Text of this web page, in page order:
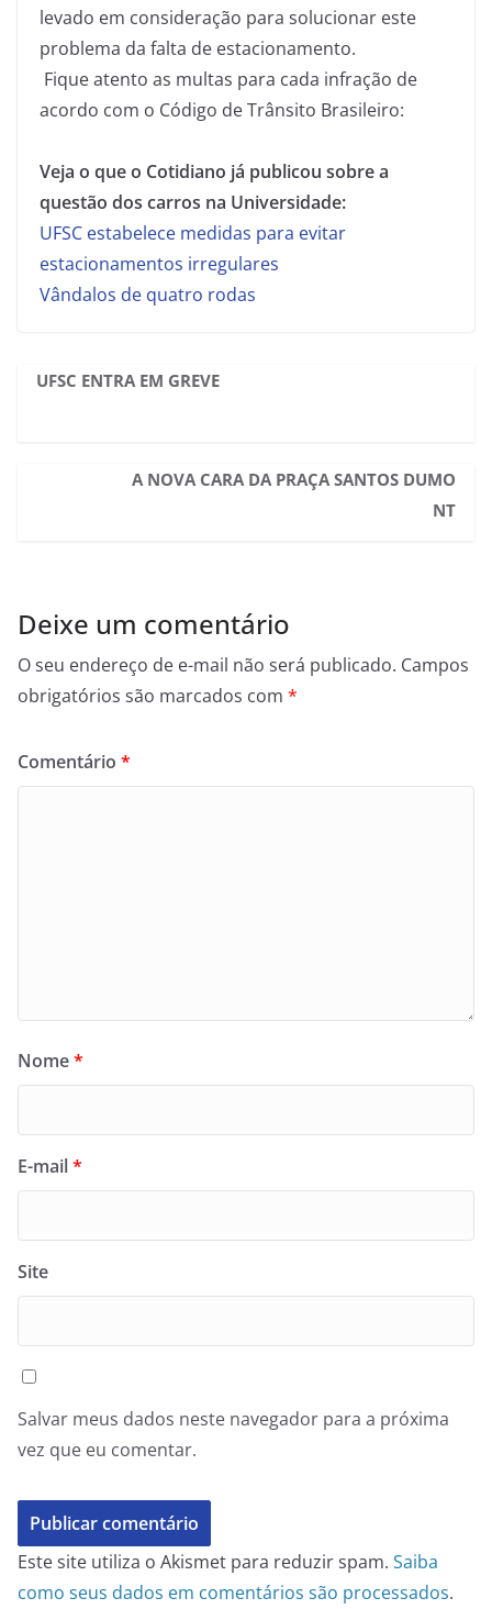
levado em consideração para solucionar este
problema da falta de estacionamento.
Fique atento as multas para cada infração de
acordo com o Código de Trânsito Brasileiro:
Veja o que o Cotidiano já publicou sobre a
questão dos carros na Universidade:
UFSC estabelece medidas para evitar
estacionamentos irregulares
Vândalos de quatro rodas
UFSC ENTRA EM GREVE
A NOVA CARA DA PRAÇA SANTOS DUMO
NT
Deixe um comentário
O seu endereço de e-mail não será publicado. Campos
obrigatórios são marcados com *
Comentário *
Nome*
E-mail*
Site
Salvar meus dados neste navegador para a próxima
vez que eu comentar.
Este site utiliza o Akismet para reduzir spam. Saiba
como seus dados em comentários são processados.